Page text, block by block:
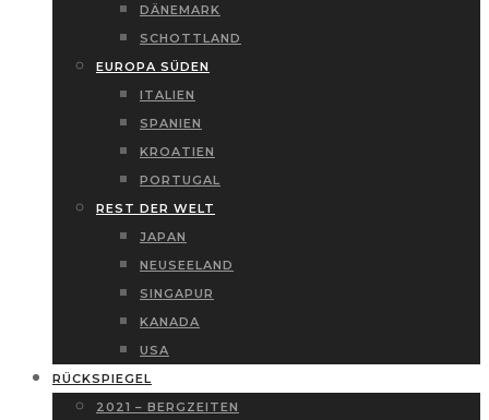
DÄNEMARK
SCHOTTLAND
EUROPA SÜDEN
ITALIEN
SPANIEN
KROATIEN
PORTUGAL
REST DER WELT
JAPAN
NEUSEELAND
SINGAPUR
KANADA
USA
RÜCKSPIEGEL
2021 – BERGZEITEN